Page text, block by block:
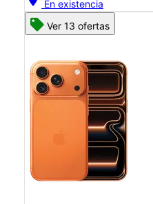
En existencia
Ver 13 ofertas